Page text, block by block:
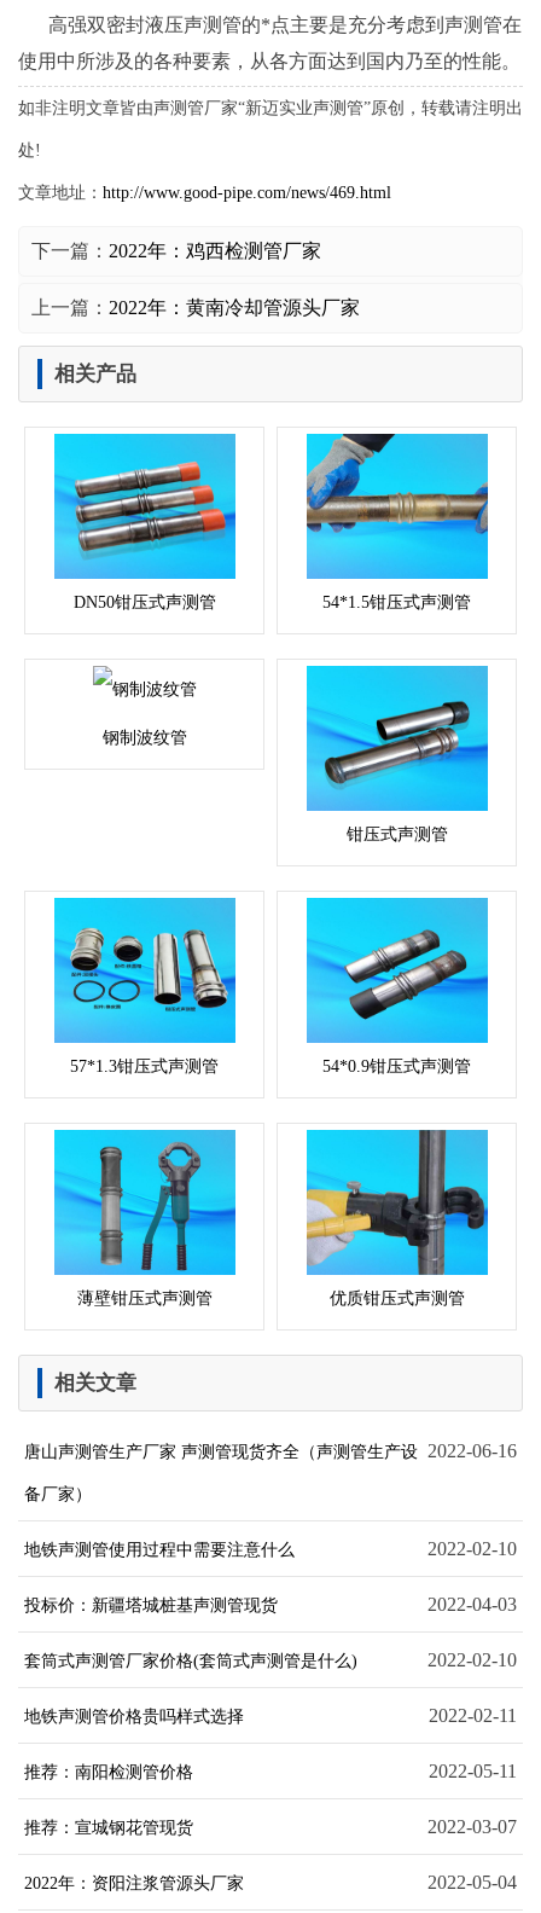
高强双密封液压声测管的*点主要是充分考虑到声测管在
使用中所涉及的各种要素，从各方面达到国内乃至的性能。
如非注明文章皆由声测管厂家“新迈实业声测管”原创，转载请注明出
处!
文章地址： http://www.good-pipe.com/news/469.html
下一篇： 2022年：鸡西检测管厂家
上一篇： 2022年：黄南冷却管源头厂家
相关产品
DN50钳压式声测管 54*1.5钳压式声测管
钢制波纹管
钳压式声测管
57*1.3钳压式声测管 54*0.9钳压式声测管
薄壁钳压式声测管 优质钳压式声测管
相关文章
2022-06-16
唐山声测管生产厂家 声测管现货齐全（声测管生产设
备厂家）
2022-02-10
地铁声测管使用过程中需要注意什么
2022-04-03
投标价：新疆塔城桩基声测管现货
2022-02-10
套筒式声测管厂家价格(套筒式声测管是什么)
2022-02-11
地铁声测管价格贵吗样式选择
2022-05-11
推荐：南阳检测管价格
2022-03-07
推荐：宣城钢花管现货
2022-05-04
2022年：资阳注浆管源头厂家